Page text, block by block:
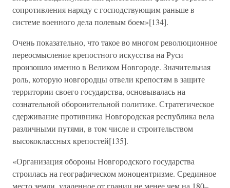
сопротивления наряду с господствующим раньше в
системе военного дела полевым боем»[134].
Очень показательно, что такое во многом революционное
переосмысление крепостного искусства на Руси
произошло именно в Великом Новгороде. Значительная
роль, которую новгородцы отвели крепостям в защите
территории своего государства, основывалась на
сознательной оборонительной политике. Стратегическое
сдерживание противника Новгородская республика вела
различными путями, в том числе и строительством
высококлассных крепостей[135].
«Организация обороны Новгородского государства
строилась на географическом моноцентризме. Срединное
место земли, удаленное от границ не менее чем на 180–